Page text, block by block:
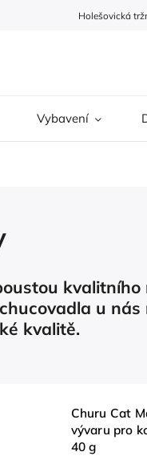
Holešovická
Vybavení
u
kvalitě.
Churu Cat
vývaru pro
40 g